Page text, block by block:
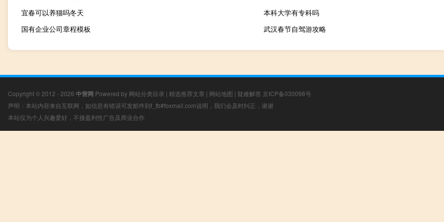
宜春可以养猫吗冬天
本科大学有专科吗
国有企业公司章程模板
武汉春节自驾游攻略
Copyright © 2012 - 2026 中营网 Powered by 网站分类目录 | 精选推荐文章 | 网站地图 | 疑难解答 京ICP备030098号
声明：本站内容来自互联网，如信息有错误可发邮件到f_fb#foxmail.com说明，我们会及时纠正，谢谢
本站仅为个人兴趣爱好，不接盈利性广告及商业合作